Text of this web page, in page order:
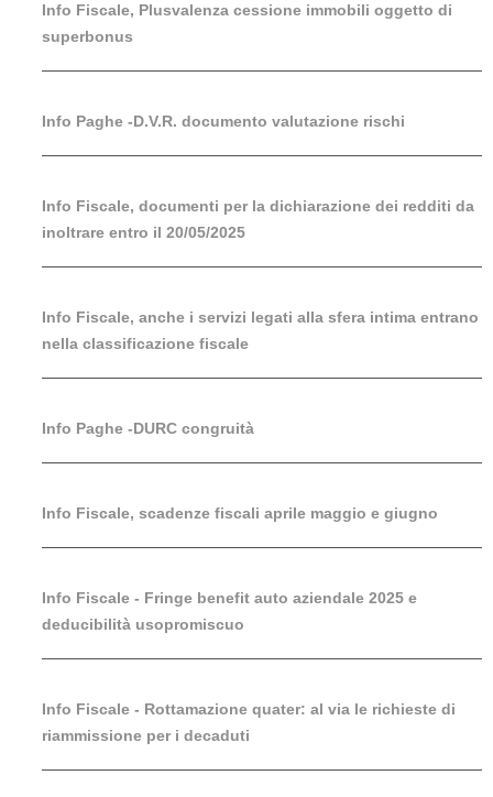
Info Fiscale, Plusvalenza cessione immobili oggetto di
superbonus
Info Paghe -D.V.R. documento valutazione rischi
Info Fiscale, documenti per la dichiarazione dei redditi da
inoltrare entro il 20/05/2025
Info Fiscale, anche i servizi legati alla sfera intima entrano
nella classificazione fiscale
Info Paghe -DURC congruità
Info Fiscale, scadenze fiscali aprile maggio e giugno
Info Fiscale - Fringe benefit auto aziendale 2025 e
deducibilità usopromiscuo
Info Fiscale - Rottamazione quater: al via le richieste di
riammissione per i decaduti